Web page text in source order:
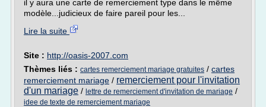
il y aura une carte de remerciement type dans le même
modèle...judicieux de faire pareil pour les...
Lire la suite
Site : http://oasis-2007.com
Thèmes liés : cartes remerciement mariage gratuites / cartes
remerciement mariage / remerciement pour l'invitation
d'un mariage / lettre de remerciement d'invitation de mariage /
idee de texte de remerciement mariage